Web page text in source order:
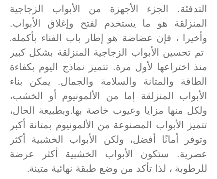
التدفئة. الجزء الأجهزة من الأبواب الزجاجية
المنزلقة هو ما يستخدم لفتح وإغلاق الأبواب.
وأخيرا ، فإن عضاضة هو إطار باب الفناء بأكمله.
تم تحسين الأبواب الزجاجية المنزلقة بشكل كبير
منذ اختراعها لأول مرة. تتميز نماذج اليوم بكفاءة
الطاقة والمتانة والسلامة والجمال. يمكن بناء
الأبواب المنزلقة إما من الألمونيوم أو الخشب،
ولكل منها مزايا وعيوب خاصة بها.وبطبيعة الحال،
تتميز الأبواب المصنوعة من الألمونيوم بمتانة أكبر
وتوفر أمانًا أفضل، ولكن الأبواب الخشبية أكثر
عصرية. ستكون الأبواب الخشبية أكثر عرضة
للرطوبة ، لذا تأكد من وضع طبقة نهائية متينة.